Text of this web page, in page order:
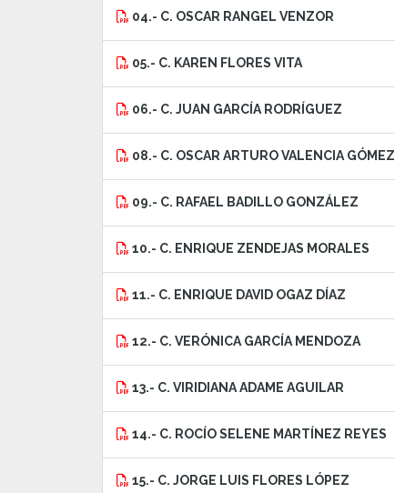
04.- C. OSCAR RANGEL VENZOR
05.- C. KAREN FLORES VITA
06.- C. JUAN GARCÍA RODRÍGUEZ
08.- C. OSCAR ARTURO VALENCIA GÓMEZ
09.- C. RAFAEL BADILLO GONZÁLEZ
10.- C. ENRIQUE ZENDEJAS MORALES
11.- C. ENRIQUE DAVID OGAZ DÍAZ
12.- C. VERÓNICA GARCÍA MENDOZA
13.- C. VIRIDIANA ADAME AGUILAR
14.- C. ROCÍO SELENE MARTÍNEZ REYES
15.- C. JORGE LUIS FLORES LÓPEZ